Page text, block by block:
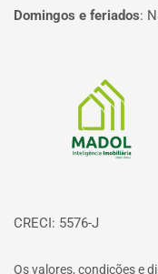
Domingos e feriados:
CRECI: 5576-J
Os valores, condições e